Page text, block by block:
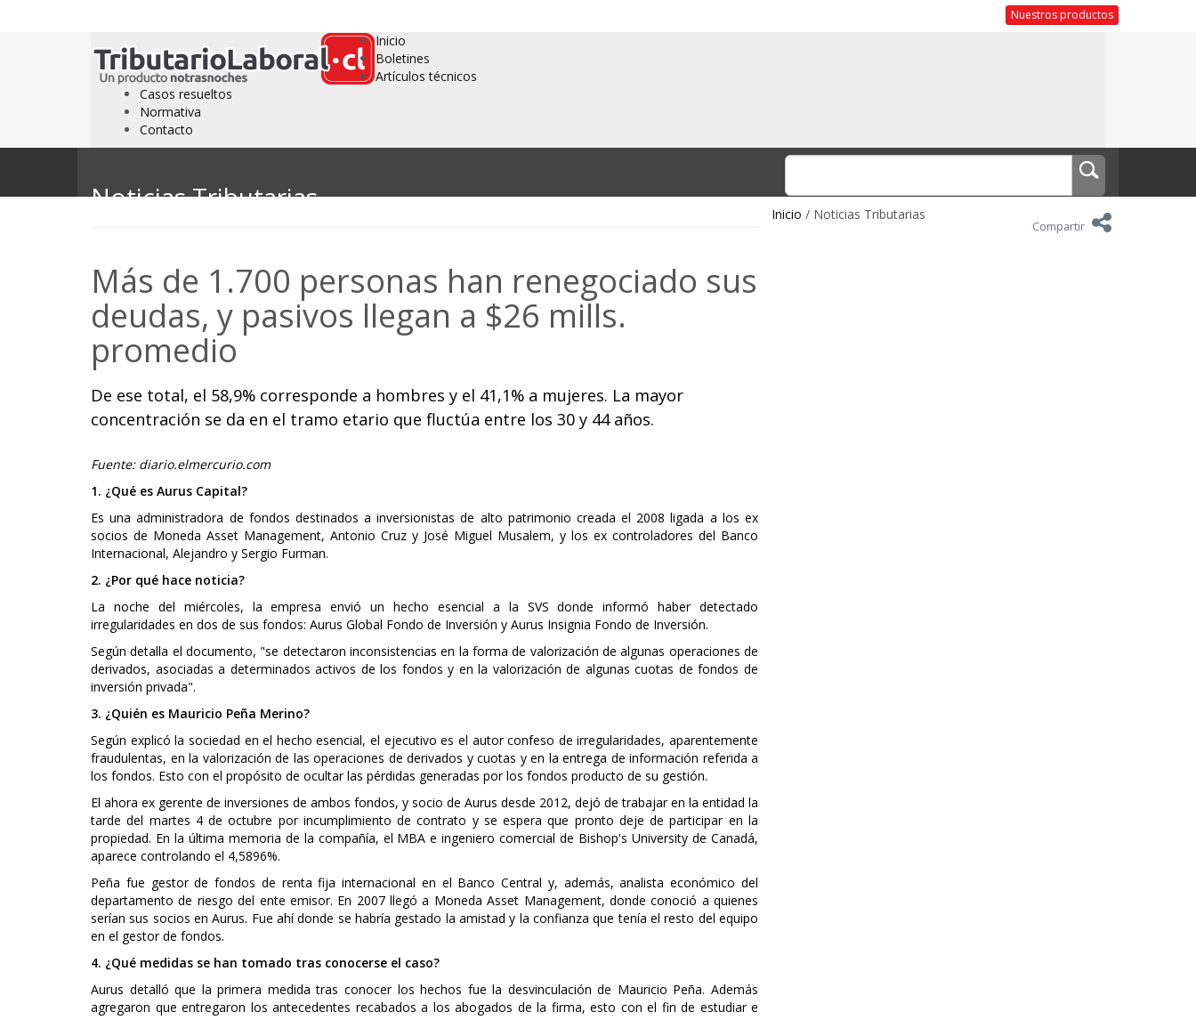
Nuestros productos
Inicio
Boletines
Artículos técnicos
Casos resueltos
Normativa
Contacto
Noticias Tributarias
Inicio / Noticias Tributarias
Compartir
Más de 1.700 personas han renegociado sus
deudas, y pasivos llegan a $26 mills.
promedio
De ese total, el 58,9% corresponde a hombres y el 41,1% a mujeres. La mayor
concentración se da en el tramo etario que fluctúa entre los 30 y 44 años.
Fuente: diario.elmercurio.com
1. ¿Qué es Aurus Capital?
Es una administradora de fondos destinados a inversionistas de alto patrimonio creada el 2008 ligada a los ex
socios de Moneda Asset Management, Antonio Cruz y José Miguel Musalem, y los ex controladores del Banco
Internacional, Alejandro y Sergio Furman.
2. ¿Por qué hace noticia?
La noche del miércoles, la empresa envió un hecho esencial a la SVS donde informó haber detectado
irregularidades en dos de sus fondos: Aurus Global Fondo de Inversión y Aurus Insignia Fondo de Inversión.
Según detalla el documento, "se detectaron inconsistencias en la forma de valorización de algunas operaciones de
derivados, asociadas a determinados activos de los fondos y en la valorización de algunas cuotas de fondos de
inversión privada".
3. ¿Quién es Mauricio Peña Merino?
Según explicó la sociedad en el hecho esencial, el ejecutivo es el autor confeso de irregularidades, aparentemente
fraudulentas, en la valorización de las operaciones de derivados y cuotas y en la entrega de información referida a
los fondos. Esto con el propósito de ocultar las pérdidas generadas por los fondos producto de su gestión.
El ahora ex gerente de inversiones de ambos fondos, y socio de Aurus desde 2012, dejó de trabajar en la entidad la
tarde del martes 4 de octubre por incumplimiento de contrato y se espera que pronto deje de participar en la
propiedad. En la última memoria de la compañía, el MBA e ingeniero comercial de Bishop's University de Canadá,
aparece controlando el 4,5896%.
Peña fue gestor de fondos de renta fija internacional en el Banco Central y, además, analista económico del
departamento de riesgo del ente emisor. En 2007 llegó a Moneda Asset Management, donde conoció a quienes
serían sus socios en Aurus. Fue ahí donde se habría gestado la amistad y la confianza que tenía el resto del equipo
en el gestor de fondos.
4. ¿Qué medidas se han tomado tras conocerse el caso?
Aurus detalló que la primera medida tras conocer los hechos fue la desvinculación de Mauricio Peña. Además
agregaron que entregaron los antecedentes recabados a los abogados de la firma, esto con el fin de estudiar e